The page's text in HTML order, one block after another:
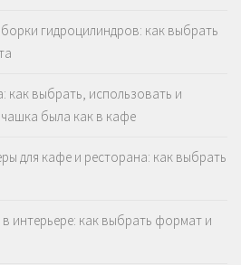
гидроцилиндров: как выбрать
выбрать, использовать и
была как в кафе
для кафе и ресторана: как выбрать
интерьере: как выбрать формат и